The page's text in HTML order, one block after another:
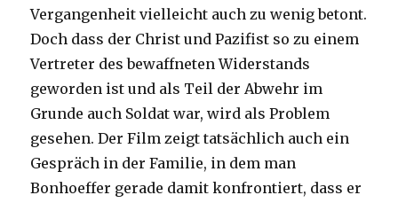
Vergangenheit vielleicht auch zu wenig betont.
Doch dass der Christ und Pazifist so zu einem
Vertreter des bewaffneten Widerstands
geworden ist und als Teil der Abwehr im
Grunde auch Soldat war, wird als Problem
gesehen. Der Film zeigt tatsächlich auch ein
Gespräch in der Familie, in dem man
Bonhoeffer gerade damit konfrontiert, dass er